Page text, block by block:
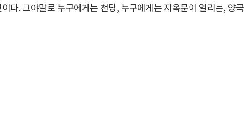
다. 그야말로 누구에게는 천당, 누구에게는 지옥문이 열리는, 양극